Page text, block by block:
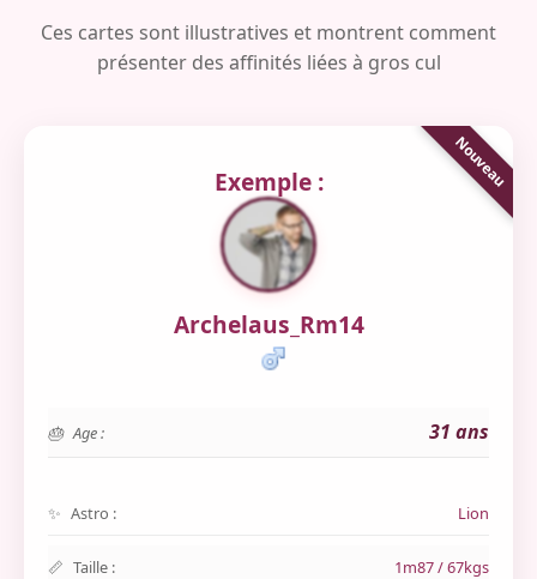
Ces cartes sont illustratives et montrent comment
présenter des affinités liées à gros cul
Exemple :
Archelaus_Rm14
Age : 31 ans
Astro : Lion
Taille : 1m87 / 67kgs